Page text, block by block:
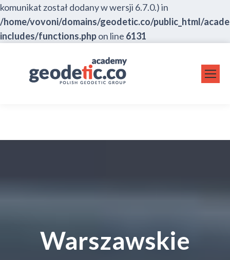
komunikat został dodany w wersji 6.7.0.) in
/home/vovoni/domains/geodetic.co/public_html/
includes/functions.phpon line 6131
Warszawskie